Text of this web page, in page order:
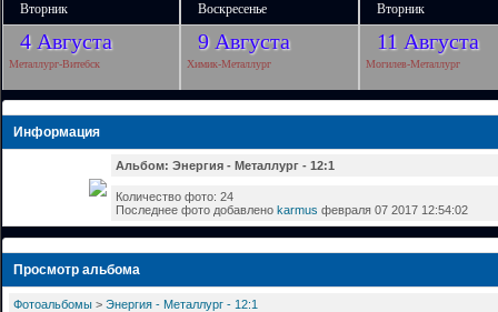
Вторник Воскресенье Вторник
4 Августа 9 Августа 11 Августа
Металлург-Витебск Химик-Металлург Могилев-Металлург
Информация
Альбом: Энергия - Металлург - 12:1
Количество фото: 24
Последнее фото добавлено karmus февраля 07 2017 12:54:02
Просмотр альбома
Фотоальбомы > Энергия - Металлург - 12:1